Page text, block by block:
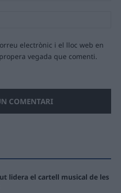
electrònic i el lloc web en
vegada que comenti.
lidera el cartell musical de les